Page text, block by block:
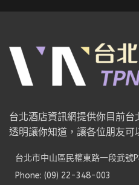
台北酒店資訊網提供你目前
透明讓你知道，讓各位朋友
台北市中山區民權東路一段武號
Phone: (09) 22-348-003